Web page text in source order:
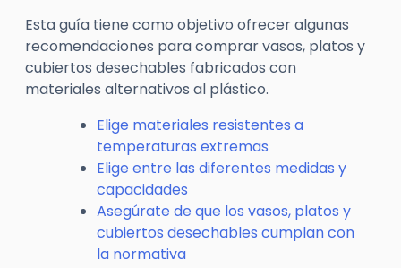
Esta guía tiene como objetivo ofrecer algunas
recomendaciones para comprar vasos, platos y
cubiertos desechables fabricados con
materiales alternativos al plástico.
Elige materiales resistentes a
temperaturas extremas
Elige entre las diferentes medidas y
capacidades
Asegúrate de que los vasos, platos y
cubiertos desechables cumplan con
la normativa